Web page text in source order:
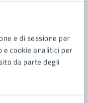
e di sessione per
cookie analitici per
da parte degli